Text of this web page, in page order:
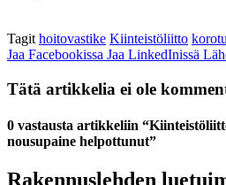
Tagit hoitovastike Kiinteistöliitto
Jaa Facebookissa Jaa LinkedInissä
Tätä artikkelia ei ole
0 vastausta artikkeliin
nousupaine helpottunut”
Rakennuslehden